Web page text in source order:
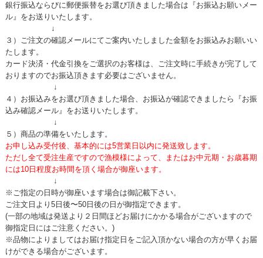
銀行振込ならびに郵便振替をお選び頂きました場合は『お振込お願いメー
ル』をお送りいたします。
↓
３）ご注文の確認メールにてご案内いたしました金額をお振込みお願いい
たします。
カード決済・代金引換をご選択のお客様は、ご注文時に手続きが完了して
おりますのでお振込頂きます必要はございません。
↓
４）お振込みをお選び頂きました場合、お振込が確認できましたら『お振
込み確認メール』をお送りいたします。
↓
５）商品の準備をいたします。
お申し込み受付後、基本的には5営業日以内に発送致します。
ただし全て受注生産ですので漁模様によって、またはお中元期・お歳暮期
には10日程度お時間を頂く場合が御座います。
↓
※ご指定の日時が御座います場合は御記載下さい。
ご注文日より5日後〜50日後の日が御指定できます。
(一部の地域は発送より２日間ほどお届けにかかる場合がございますので
御指定日にはご注意ください。)
※品物によりましてはお届け指定日をご記入頂かない場合の方が早くお届
けができる場合がございます。